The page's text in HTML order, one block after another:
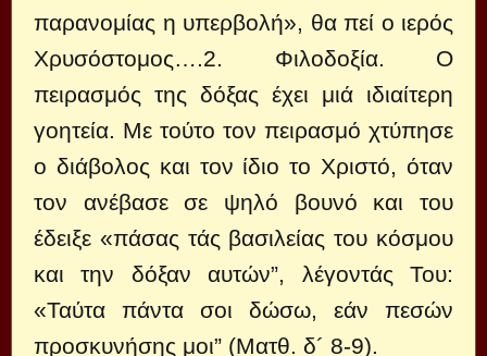
παρανομίας η υπερβολή», θα πεί ο ιερός
Χρυσόστομος….2. Φιλοδοξία. Ο
πειρασμός της δόξας έχει μιά ιδιαίτερη
γοητεία. Με τούτο τον πειρασμό χτύπησε
ο διάβολος και τον ίδιο το Χριστό, όταν
τον ανέβασε σε ψηλό βουνό και του
έδειξε «πάσας τάς βασιλείας του κόσμου
και την δόξαν αυτών”, λέγοντάς Του:
«Ταύτα πάντα σοι δώσω, εάν πεσών
προσκυνήσης μοι” (Ματθ. δ´ 8-9).